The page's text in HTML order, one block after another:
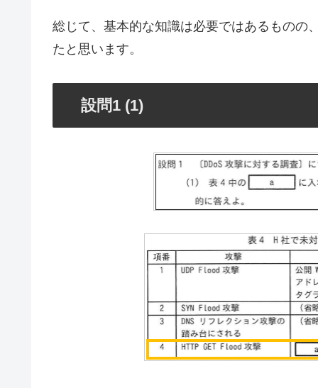
総じて、基本的な知識は必要ではあるものの
たと思います。
設問1 (1)